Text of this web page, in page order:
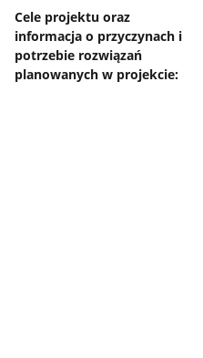
Cele projektu oraz
informacja o przyczynach i
potrzebie rozwiązań
planowanych w projekcie: